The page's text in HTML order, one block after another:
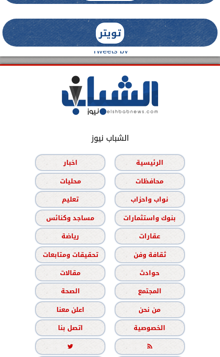
تويتر
Tweets by
الشباب نيوز
الرئيسية
اخبار
محافظات
محليات
نواب واحزاب
تعليم
بنوك واستثمارات
مساجد وكنائس
عقارات
رياضة
ثقافة وفن
تحقيقات ومتابعات
حوادث
مقالات
المجتمع
الصحة
من نحن
اعلن معنا
الخصوصية
اتصل بنا

